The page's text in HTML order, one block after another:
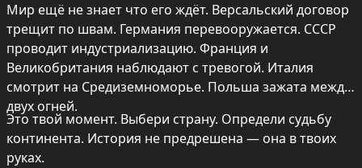
Мир ещё не знает что его ждёт. Версальский договор
трещит по швам. Германия перевооружается. СССР
проводит индустриализацию. Франция и
Великобритания наблюдают с тревогой. Италия
смотрит на Средиземноморье. Польша зажата между
двух огней.
Это твой момент. Выбери страну. Определи судьбу
континента. История не предрешена — она в твоих
руках.